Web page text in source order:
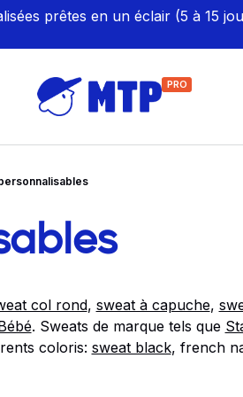
prêtes en un éclair (5 à 15
PRO
- Hôtellerie
- Bien-être
/ BTP / Industrie
col rond, sweat à capuche,
. Sweats de marque tels que
coloris: sweat black, french